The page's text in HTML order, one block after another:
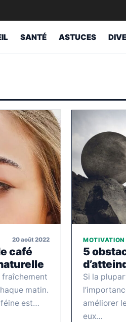
SANTÉ ASTUCES
20 août 2022
café
fraîchement
matin.
est…
MOTIVATION
5
Si la
améliorer
eux…